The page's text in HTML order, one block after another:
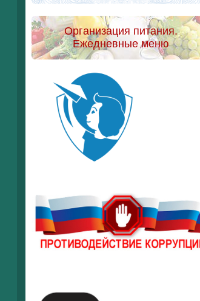
Организация питания.
Ежедневные меню